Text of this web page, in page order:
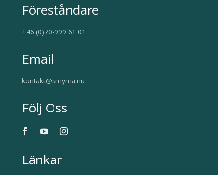
Föreståndare
+46 (0)70-999 61 01
Email
kontakt@smyrna.nu
Följ Oss
Länkar